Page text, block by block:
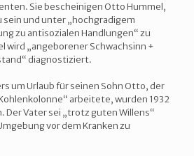
Sie bescheinigen Otto Hummel,
sein und unter „hochgradigem
zu antisozialen Handlungen“ zu
wird „angeborener Schwachsinn +
diagnostiziert.
um Urlaub für seinen Sohn Otto, der
arbeitete, wurden 1932
Der Vater sei „trotz guten Willens“
vor dem Kranken zu